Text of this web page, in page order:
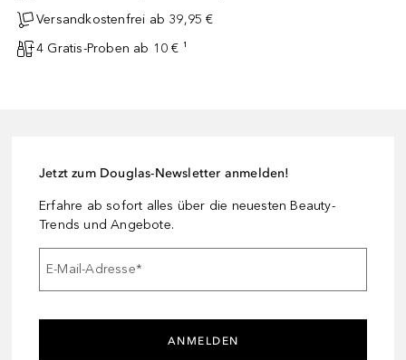
Versandkostenfrei ab 39,95 €
4 Gratis-Proben ab 10 € ¹
Jetzt zum Douglas-Newsletter anmelden!
Erfahre ab sofort alles über die neuesten Beauty-
Trends und Angebote.
E-Mail-Adresse*
ANMELDEN